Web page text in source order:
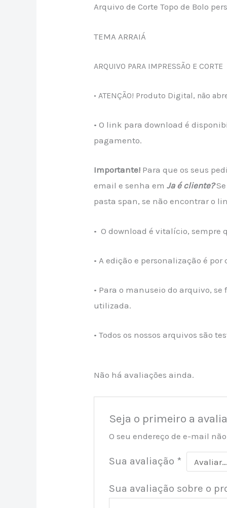
Arquivo de Corte Topo de Bolo
TEMA ARRAIÁ
ARQUIVO PARA IMPRESSÃO E CORTE
• ATENÇÃO! Produto Digital, não
• O link para download é
pagamento.
Importante! Para que os seus
email e senha emJa é cliente?
pasta span, se não encontrar o
• O download é vitalício, sempre
• A edição e personalização é
• Para o manuseio do arquivo,
utilizada.
• Todos os nossos arquivos são
Não há avaliações ainda.
Seja o primeiro a
O seu endereço de e-mail
Sua avaliação *
Sua avaliação sobre o